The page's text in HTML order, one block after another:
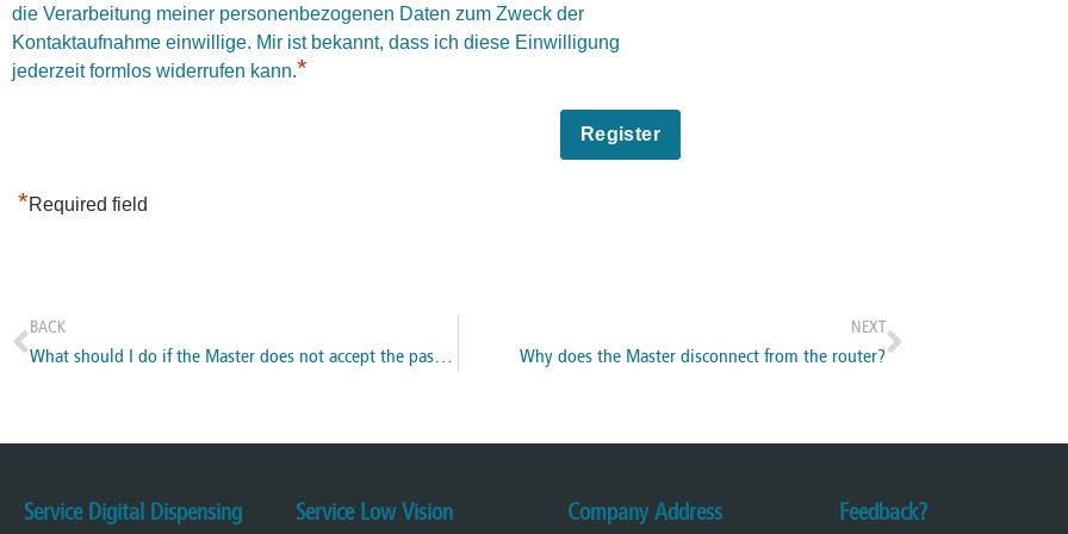
die Verarbeitung meiner personenbezogenen Daten zum Zweck der
Kontaktaufnahme einwillige. Mir ist bekannt, dass ich diese Einwilligung
jederzeit formlos widerrufen kann.*
*Required field
BACK
What should I do if the Master does not accept the password entered on my iPad for establishing the connection?
NEXT
Why does the Master disconnect from the router?
Service Digital Dispensing Service Low Vision Company Address Feedback?